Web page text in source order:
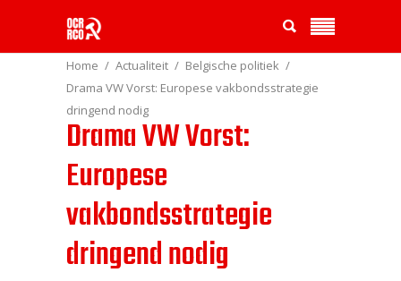
Home Actualiteit
Belgische politiek
Drama VW Vorst: Europese vakbondsstrategie
dringend nodig
Drama VW Vorst:
Europese
vakbondsstrategie
dringend nodig